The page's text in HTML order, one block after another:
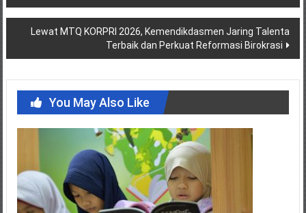
Lewat MTQ KORPRI 2026, Kemendikdasmen Jaring Talenta
Terbaik dan Perkuat Reformasi Birokrasi
You May Also Like